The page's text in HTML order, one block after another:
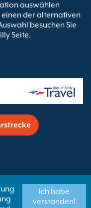
auswählen
einen der alternativen
besuchen Sie
Seite.
Ich habe
verstanden!